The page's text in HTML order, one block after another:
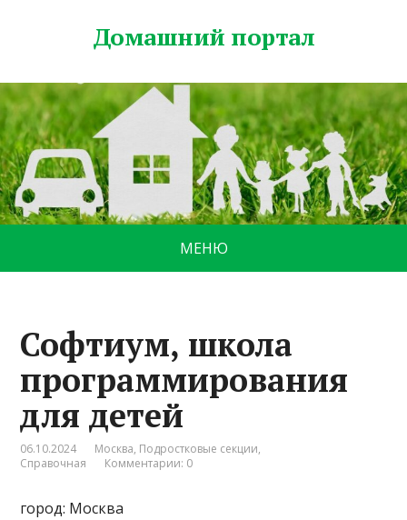
Домашний портал
МЕНЮ
Софтиум, школа
программирования
для детей
06.10.2024 Москва, Подростковые секции,
Справочная
Комментарии: 0
город: Москва